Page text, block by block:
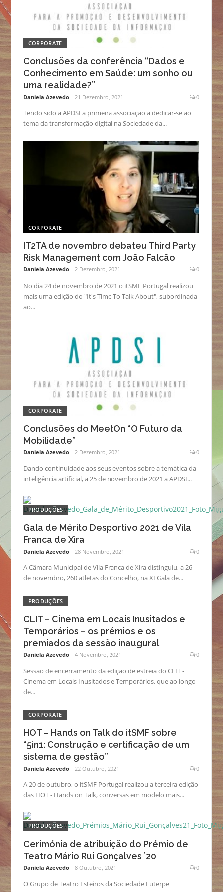
CORPORATE
Conclusões da conferência “Dados e
Conhecimento em Saúde: um sonho ou
uma realidade?”
Daniela Azevedo 21 Dezembro, 2021 0
Tendo sido a APDSI a primeira associação a dedicar-se ao
tema da transformação digital na Sociedade da...
CORPORATE
IT2TA de novembro debateu Third Party
Risk Management com João Falcão
Daniela Azevedo 2 Dezembro, 2021 0
No dia 24 de novembro de 2021 o itSMF Portugal realizou
mais uma edição do "It's Time To Talk About", subordinada
ao...
CORPORATE
Conclusões do MeetOn “O Futuro da
Mobilidade”
Daniela Azevedo 2 Dezembro, 2021 0
Dando continuidade aos seus eventos sobre a temática da
inteligência artificial, a 25 de novembro de 2021 a APDSI...
PRODUÇÕES
Gala de Mérito Desportivo 2021 de Vila
Franca de Xira
Daniela Azevedo 28 Novembro, 2021 0
A Câmara Municipal de Vila Franca de Xira distinguiu, a 26
de novembro, 260 atletas do Concelho, na XI Gala de...
PRODUÇÕES
CLIT – Cinema em Locais Inusitados e
Temporários – os prémios e os
premiados da sessão inaugural
Daniela Azevedo 4 Novembro, 2021 0
Sessão de encerramento da edição de estreia do CLIT -
Cinema em Locais Inusitados e Temporários, que ao longo
de...
CORPORATE
HOT – Hands on Talk do itSMF sobre
“5in1: Construção e certificação de um
sistema de gestão”
Daniela Azevedo 22 Outubro, 2021 0
A 20 de outubro, o itSMF Portugal realizou a terceira edição
das HOT - Hands on Talk, conversas em modelo mais...
PRODUÇÕES
Cerimónia de atribuição do Prémio de
Teatro Mário Rui Gonçalves ’20
Daniela Azevedo 8 Outubro, 2021 0
O Grupo de Teatro Esteiros da Sociedade Euterpe